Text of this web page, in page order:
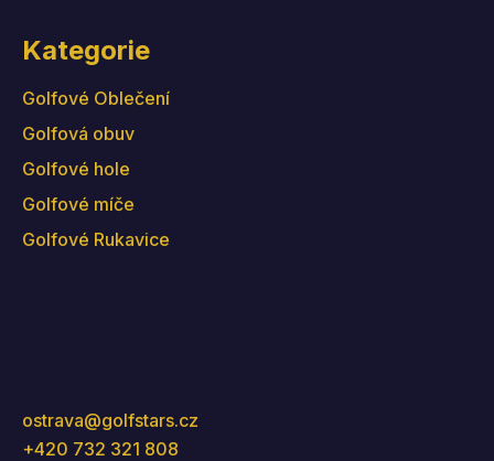
Kategorie
Golfové Oblečení
Golfová obuv
Golfové hole
Golfové míče
Golfové Rukavice
ostrava@golfstars.cz
+420 732 321 808